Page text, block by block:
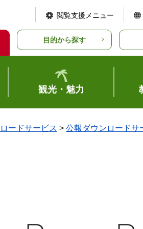
閲覧支援メニュー
目的から探す
観光・魅力
ードサービス > 公報ダウンロードサ